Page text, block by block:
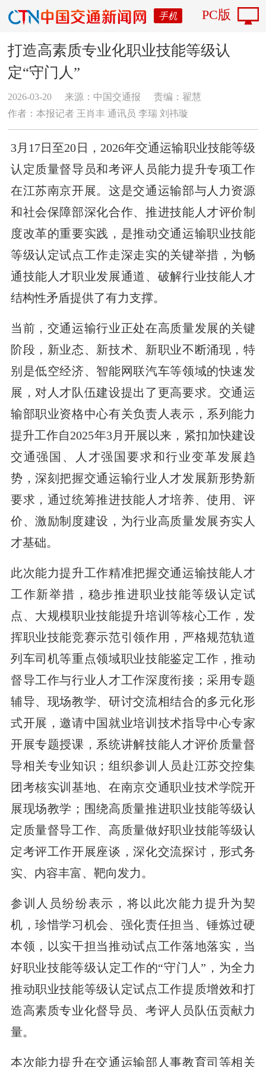
手机 PC版
打造高素质专业化职业技能等级认
定“守门人”
2026-03-20 来源：中国交通报
责编：翟慧
作者：本报记者 王肖丰 通讯员 李瑞 刘祎璇
3月17日至20日，2026年交通运输职业技能等级
认定质量督导员和考评人员能力提升专项工作
在江苏南京开展。这是交通运输部与人力资源
和社会保障部深化合作、推进技能人才评价制
度改革的重要实践，是推动交通运输职业技能
等级认定试点工作走深走实的关键举措，为畅
通技能人才职业发展通道、破解行业技能人才
结构性矛盾提供了有力支撑。
当前，交通运输行业正处在高质量发展的关键
阶段，新业态、新技术、新职业不断涌现，特
别是低空经济、智能网联汽车等领域的快速发
展，对人才队伍建设提出了更高要求。交通运
输部职业资格中心有关负责人表示，系列能力
提升工作自2025年3月开展以来，紧扣加快建设
交通强国、人才强国要求和行业变革发展趋
势，深刻把握交通运输行业人才发展新形势新
要求，通过统筹推进技能人才培养、使用、评
价、激励制度建设，为行业高质量发展夯实人
才基础。
此次能力提升工作精准把握交通运输技能人才
工作新举措，稳步推进职业技能等级认定试
点、大规模职业技能提升培训等核心工作，发
挥职业技能竞赛示范引领作用，严格规范轨道
列车司机等重点领域职业技能鉴定工作，推动
督导工作与行业人才工作深度衔接；采用专题
辅导、现场教学、研讨交流相结合的多元化形
式开展，邀请中国就业培训技术指导中心专家
开展专题授课，系统讲解技能人才评价质量督
导相关专业知识；组织参训人员赴江苏交控集
团考核实训基地、在南京交通职业技术学院开
展现场教学；围绕高质量推进职业技能等级认
定质量督导工作、高质量做好职业技能等级认
定考评工作开展座谈，深化交流探讨，形式务
实、内容丰富、靶向发力。
参训人员纷纷表示，将以此次能力提升为契
机，珍惜学习机会、强化责任担当、锤炼过硬
本领，以实干担当推动试点工作落地落实，当
好职业技能等级认定工作的“守门人”，为全力
推动职业技能等级认定试点工作提质增效和打
造高素质专业化督导员、考评人员队伍贡献力
量。
本次能力提升在交通运输部人事教育司等相关